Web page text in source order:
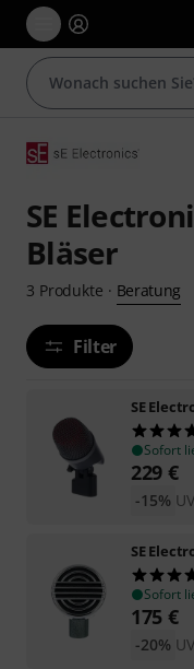
SE
Bläser
3 Produkte · Beratung
Filter
SE
Sofort
229 €
-15%
SE
Sofort
175 €
-20%